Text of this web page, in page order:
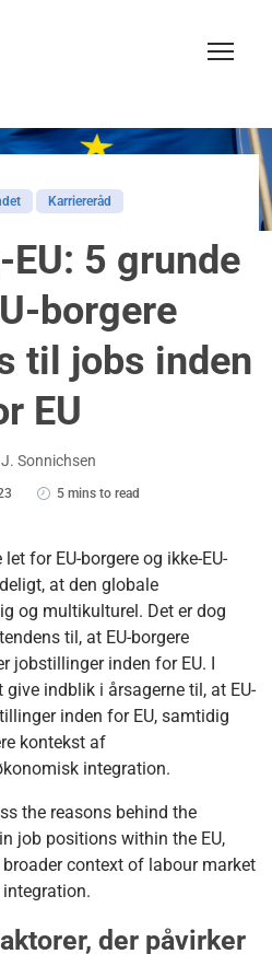
Karriereråd
EU: 5 grunde
borgere
til jobs inden
EU
Sonnichsen
5 mins to read
for EU-borgere og ikke-EU-
at den globale
og multikulturel. Det er dog
til, at EU-borgere
inden for EU. I
indblik i årsagerne til, at EU-
inden for EU, samtidig
kontekst af
integration.
the reasons behind the
job positions within the EU,
context of labour market
der påvirker